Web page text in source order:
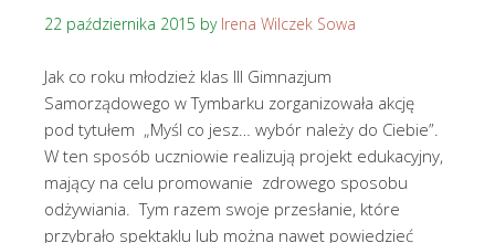
22 października 2015 by Irena Wilczek Sowa
Jak co roku młodzież klas III Gimnazjum
Samorządowego w Tymbarku zorganizowała akcję
pod tytułem „Myśl co jesz… wybór należy do Ciebie”.
W ten sposób uczniowie realizują projekt edukacyjny,
mający na celu promowanie zdrowego sposobu
odżywiania. Tym razem swoje przesłanie, które
przybrało spektaklu lub można nawet powiedzieć